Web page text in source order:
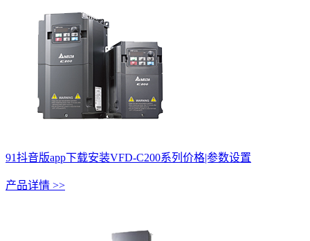
91抖音版app下载安装VFD-C200系列价格|参数设置
产品详情 >>